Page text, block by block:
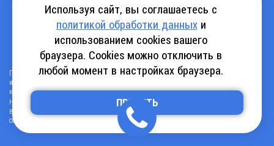
системами, т.е. запрещено применять «noindex», «nofollow» и любые другие
способы, нельзя использовать редирект в ссылках;
все ссылки, имеющиеся в тексте материала, должны оставаться в неизменном
виде и быть прямыми и активными;
в случае регулярного использования материалов сайтаvertex-awp.ru
активная ссылка на ресурс должна быть размещена на главной странице вашего
сайта (в любом видимом месте).
Посетителям сайта разрешается копировать/скачивать только следующую
информацию: бланки, анкеты, каталоги, промокоды на скидки, адреса офисов,
контактные телефоны и контактную информацию.
Нарушение вышеуказанных положений является нарушением авторских прав и
влечет наступление гражданской, административной и уголовной ответственности в
соответствии с действующим законодательством.
Используя сайт, вы соглашаетесь с
политикой обработки данныхи
использованием cookies вашего
браузера. Cookies можно отключить в
любой момент в настройках браузера.
ПРИНЯТЬ